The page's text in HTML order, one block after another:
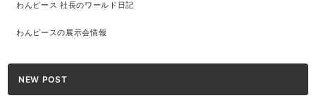
わんピース 社長のワールド日記
わんピースの展示会情報
NEW POST